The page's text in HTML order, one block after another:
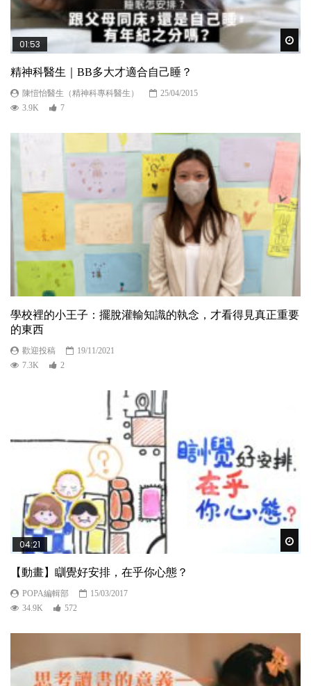
01:53
精神科醫生｜BB多大才適合自己睡？
陳愷怡醫生（精神科專科醫生）
25/04/2015
3.9K
7
學校裡的小王子：擺脫灌輸知識的執念，才看得見真正重要
的東西
歡迎投稿
19/11/2021
7.3K
2
04:21
【動畫】瞓覺好安排，在乎你心態？
POPA編輯部
15/03/2017
34.9K
572